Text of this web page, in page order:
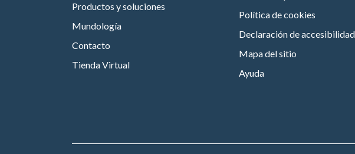
Productos y soluciones
Mundología
Contacto
Tienda Virtual
Política de cookies
Declaración de accesibilidad
Mapa del sitio
Ayuda